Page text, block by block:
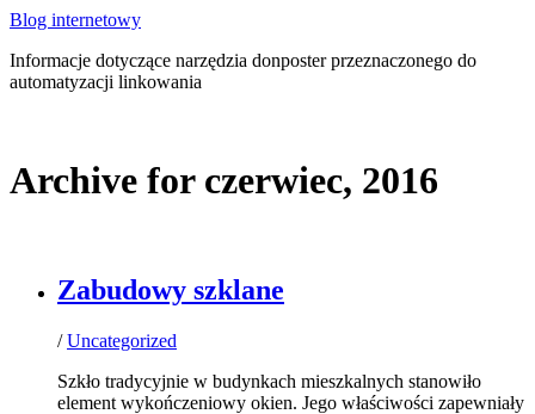
Blog internetowy
Informacje dotyczące narzędzia donposter przeznaczonego do
automatyzacji linkowania
Archive for czerwiec, 2016
Zabudowy szklane
/Uncategorized
Szkło tradycyjnie w budynkach mieszkalnych stanowiło
element wykończeniowy okien. Jego właściwości zapewniały